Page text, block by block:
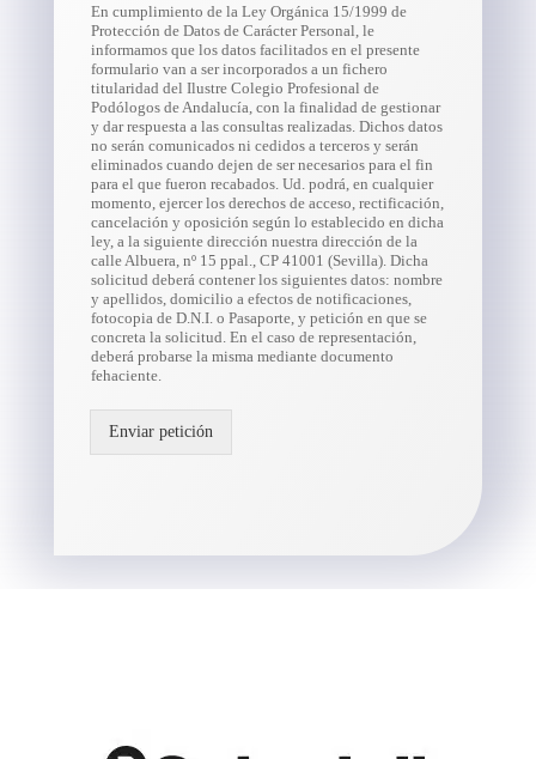
En cumplimiento de la Ley Orgánica 15/1999 de
Protección de Datos de Carácter Personal, le
informamos que los datos facilitados en el presente
formulario van a ser incorporados a un fichero
titularidad del Ilustre Colegio Profesional de
Podólogos de Andalucía, con la finalidad de gestionar
y dar respuesta a las consultas realizadas. Dichos datos
no serán comunicados ni cedidos a terceros y serán
eliminados cuando dejen de ser necesarios para el fin
para el que fueron recabados. Ud. podrá, en cualquier
momento, ejercer los derechos de acceso, rectificación,
cancelación y oposición según lo establecido en dicha
ley, a la siguiente dirección nuestra dirección de la
calle Albuera, nº 15 ppal., CP 41001 (Sevilla). Dicha
solicitud deberá contener los siguientes datos: nombre
y apellidos, domicilio a efectos de notificaciones,
fotocopia de D.N.I. o Pasaporte, y petición en que se
concreta la solicitud. En el caso de representación,
deberá probarse la misma mediante documento
fehaciente.
Enviar petición